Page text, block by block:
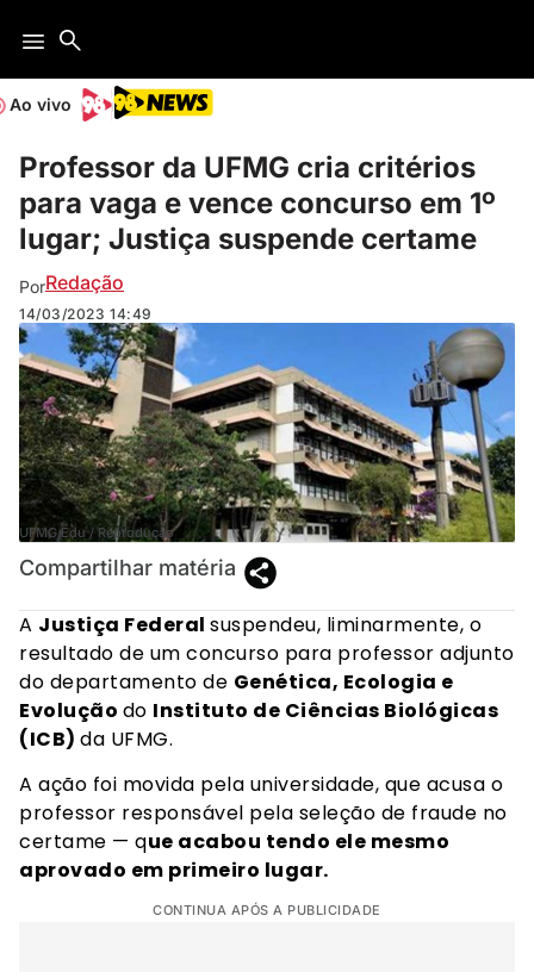
Ao vivo
Professor da UFMG cria critérios
para vaga e vence concurso em 1º
lugar; Justiça suspende certame
PorRedação
14/03/2023 14:49
UFMG.Edu / Reprodução
Compartilhar matéria
A Justiça Federal suspendeu, liminarmente, o
resultado de um concurso para professor adjunto
do departamento de Genética, Ecologia e
Evolução do Instituto de Ciências Biológicas
(ICB) da UFMG.
A ação foi movida pela universidade, que acusa o
professor responsável pela seleção de fraude no
certame — que acabou tendo ele mesmo
aprovado em primeiro lugar.
CONTINUA APÓS A PUBLICIDADE